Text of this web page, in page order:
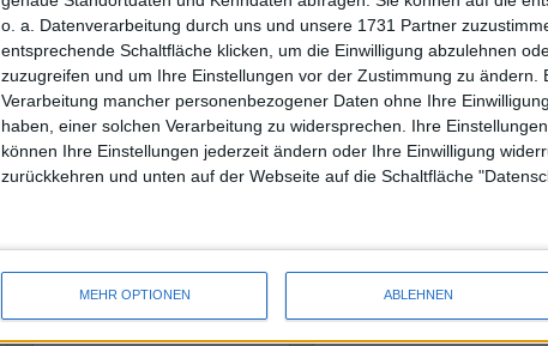
o. a. Datenverarbeitung durch uns und unsere 1731 Partner
entsprechende Schaltfläche klicken, um die Einwilligung abzulehnen
zuzugreifen und um Ihre Einstellungen vor der Zustimmung zu ändern.
Verarbeitung mancher personenbezogener Daten ohne Ihre
haben, einer solchen Verarbeitung zu widersprechen. Ihre
können Ihre Einstellungen jederzeit ändern oder Ihre Einwilligung
zurückkehren und unten auf der Webseite auf die Schaltfläche
MEHR OPTIONEN ABLEHNEN
ESD-Clog Art. 48519-10 antistatisch
ESD-Clog Art. 48519-20